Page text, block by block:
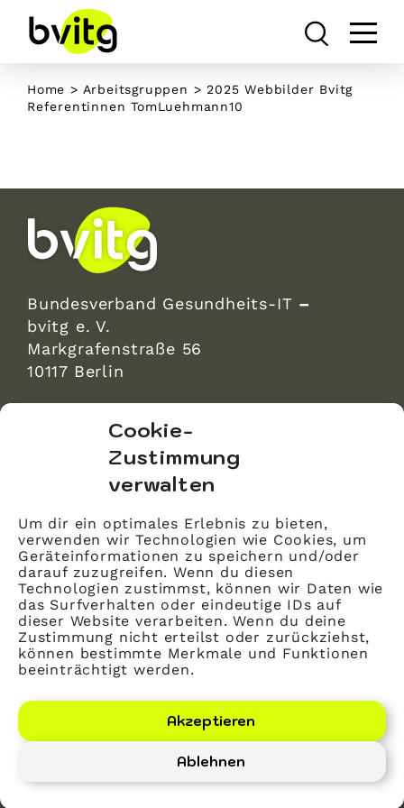
Cookie-
Zustimmung
verwalten
Um dir ein optimales Erlebnis zu bieten,
verwenden wir Technologien wie Cookies, um
Geräteinformationen zu speichern und/oder
darauf zuzugreifen. Wenn du diesen
Technologien zustimmst, können wir Daten wie
das Surfverhalten oder eindeutige IDs auf
dieser Website verarbeiten. Wenn du deine
Zustimmung nicht erteilst oder zurückziehst,
können bestimmte Merkmale und Funktionen
beeinträchtigt werden.
Akzeptieren
Ablehnen
content
Home > Arbeitsgruppen >2025 Webbilder Bvitg
Referentinnen TomLuehmann10
Bundesverband Gesundheits-IT –
bvitg e. V.
Markgrafenstraße 56
10117 Berlin
Markgrafenstraße 56
10117 Berlin
Impressum
Kontakt
Datenschutz
Mitglied werden
LinkedIn
YouTube
Bundesverband Gesundheits-IT – bvitg e. V.
2026©